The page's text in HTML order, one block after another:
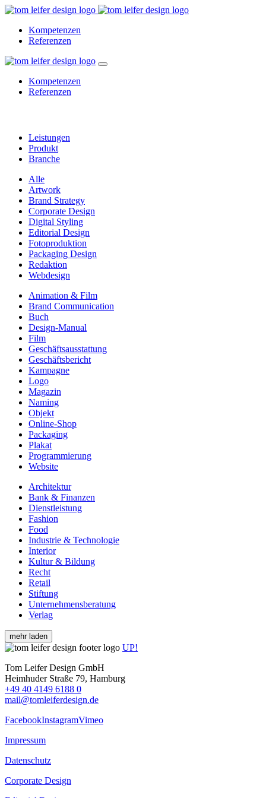
Kompetenzen
Referenzen
Kompetenzen
Referenzen
Leistungen
Produkt
Branche
Alle
Artwork
Brand Strategy
Corporate Design
Digital Styling
Editorial Design
Fotoproduktion
Packaging Design
Redaktion
Webdesign
Animation & Film
Brand Communication
Buch
Design-Manual
Film
Geschäftsausstattung
Geschäftsbericht
Kampagne
Logo
Magazin
Naming
Objekt
Online-Shop
Packaging
Plakat
Programmierung
Website
Architektur
Bank & Finanzen
Dienstleistung
Fashion
Food
Industrie & Technologie
Interior
Kultur & Bildung
Recht
Retail
Stiftung
Unternehmensberatung
Verlag
mehr laden
UP!
Tom Leifer Design GmbH
Heimhuder Straße 79, Hamburg
+49 40 4149 6188 0
mail@tomleiferdesign.de
FacebookInstagramVimeo
Impressum
Datenschutz
Corporate Design